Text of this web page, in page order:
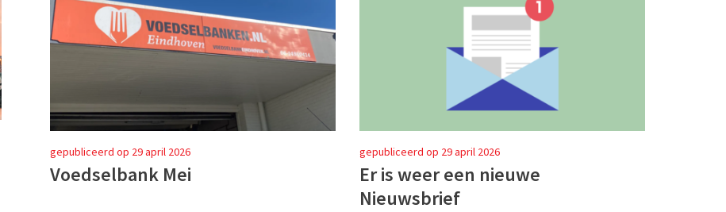
gepubliceerd op 29 april 2026
Voedselbank Mei
gepubliceerd op 29 april 2026
Er is weer een nieuwe
Nieuwsbrief